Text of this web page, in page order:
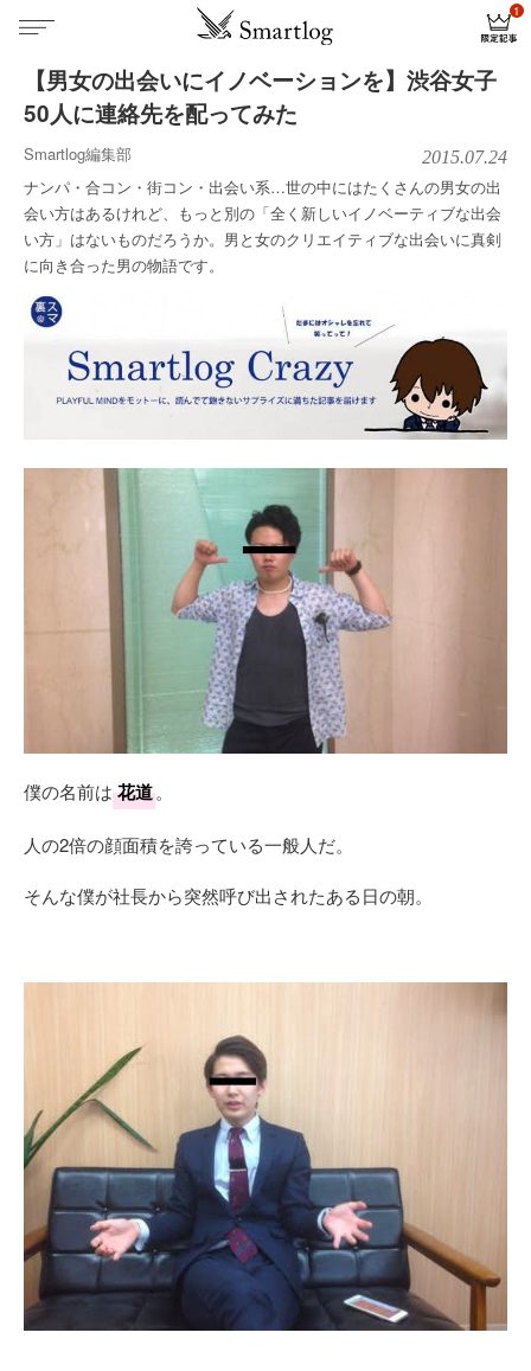
【男女の出会いにイノベーションを】渋谷女子
50人に連絡先を配ってみた
Smartlog編集部 2015.07.24
ナンパ・合コン・街コン・出会い系…世の中にはたくさんの男女の出
会い方はあるけれど、もっと別の「全く新しいイノベーティブな出会
い方」はないものだろうか。男と女のクリエイティブな出会いに真剣
に向き合った男の物語です。
僕の名前は 花道。
人の2倍の顔面積を誇っている一般人だ。
そんな僕が社長から突然呼び出されたある日の朝。